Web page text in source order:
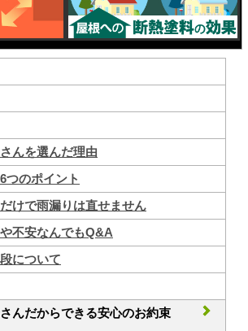
んを選んだ理由
つのポイント
けで雨漏りは直せません
不安なんでもQ&A
について
んだからできる安心のお約束